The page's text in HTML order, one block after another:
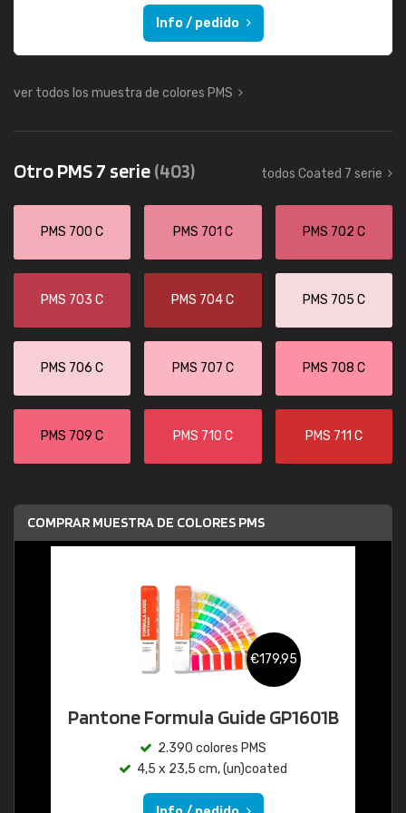
Info / pedido
ver todos los muestra de colores PMS
Otro PMS 7 serie(403) todos Coated 7 serie
PMS 700 C PMS 701 C PMS 702 C
PMS 703 C PMS 704 C PMS 705 C
PMS 706 C PMS 707 C PMS 708 C
PMS 709 C PMS 710 C PMS 711 C
COMPRAR MUESTRA DE COLORES PMS
€179,95
Pantone Formula Guide GP1601B
2.390 colores PMS
4,5 x 23,5 cm, (un)coated